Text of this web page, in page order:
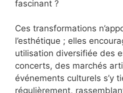
fascinant ?
Ces transformations
l’esthétique ; elles
utilisation diversifiée des
concerts, des marchés
événements culturels s’y
régulièrement,